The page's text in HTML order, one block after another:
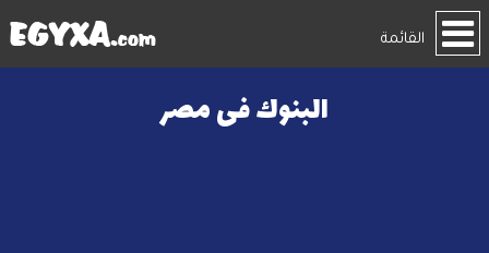
القائمة
البنوك فى مصر